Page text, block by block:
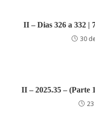
II – Dias 326 a 332 |
30
II – 2025.35 – (Parte